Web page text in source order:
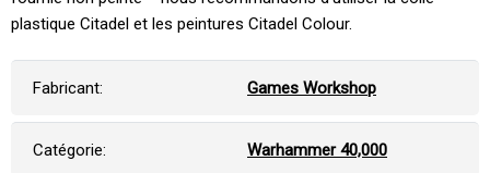
plastique Citadel et les peintures Citadel Colour.
Fabricant: Games Workshop
Catégorie: Warhammer 40,000